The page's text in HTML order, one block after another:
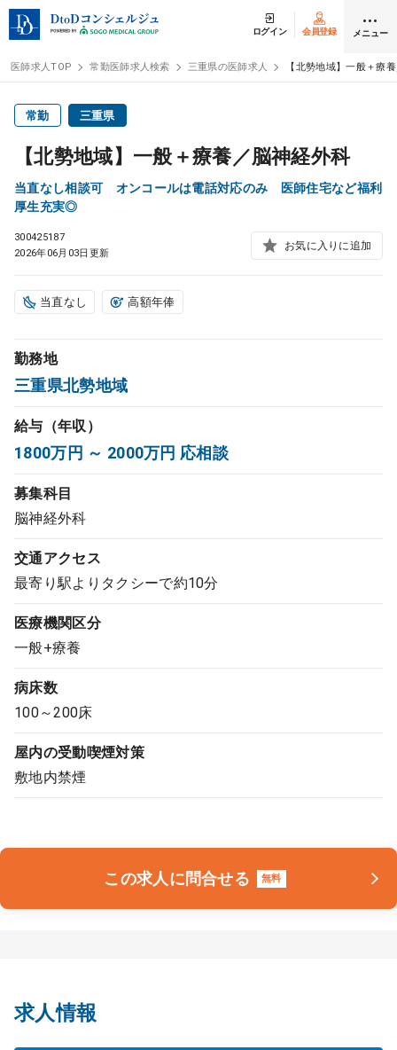
ログイン 会員登録 メニュー
医師求人
非常勤検索 アルバイト
コンサルタント
成功事例
転職ノウハウ
受付時間 9:00 ～ 18:00
クリニック開業
DtoDとは
お問合せ
医師求人TOP 常勤医師求人検索 三重県の医師求人 【北勢地域】一般＋療
常勤 三重県
【北勢地域】一般＋療養／脳神経外科
当直なし相談可 オンコールは電話対応のみ 医師住宅など福利
厚生充実◎
300425187
2026年06月03日更新
お気に入りに追加
当直なし 高額年俸
勤務地
三重県北勢地域
給与（年収）
1800万円 ～ 2000万円 応相談
募集科目
脳神経外科
交通アクセス
最寄り駅よりタクシーで約10分
医療機関区分
一般+療養
病床数
100～200床
屋内の受動喫煙対策
敷地内禁煙
この求人に問合せる 無料
求人情報